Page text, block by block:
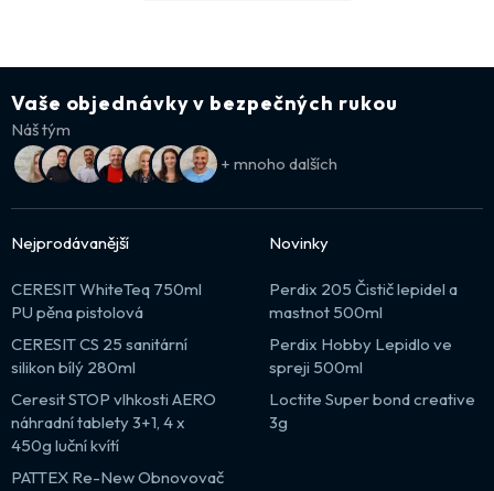
Vaše objednávky v bezpečných rukou
Náš tým
+ mnoho dalších
Nejprodávanější
CERESIT WhiteTeq 750ml
PU pěna pistolová
CERESIT CS 25 sanitární
silikon bílý 280ml
Ceresit STOP vlhkosti AERO
náhradní tablety 3+1, 4 x
450g luční kvítí
PATTEX Re-New Obnovovač
Novinky
Perdix 205 Čistič lepidel a
mastnot 500ml
Perdix Hobby Lepidlo ve
spreji 500ml
Loctite Super bond creative
3g